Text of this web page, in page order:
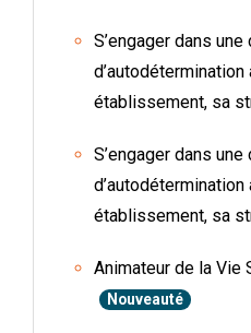
S’engager dans une
établissement, sa
S’engager dans une
établissement, sa
Animateur de la Vie
Nouveauté